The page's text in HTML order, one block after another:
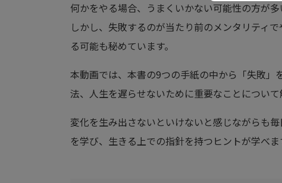
何かをやる場合、うまくいかない可能性の方が多
しかし、失敗するのが当たり前のメンタリティ
る可能も秘めています。
本動画では、本書の9つの手紙の中から「失敗」
法、人生を遅らせないために重要なことについて
変化を生み出さないといけないと感じながらも
を学び、生きる上での指針を持つヒントが学べま